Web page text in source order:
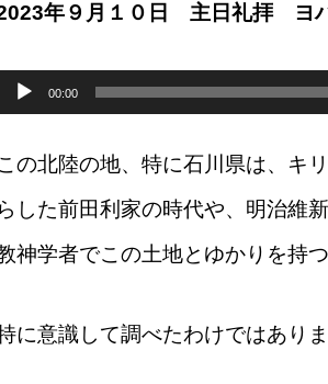
年９月１０日 主日礼拝 ヨ
00:00
の北陸の地、特に石川県は、キ
らした前田利家の時代や、明治維
神学者でこの土地とゆかりを持
に意識して調べたわけではあり